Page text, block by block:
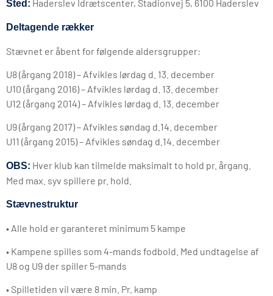
Sted: Haderslev Idrætscenter, Stadionvej 5, 6100 Haderslev
Deltagende rækker
Stævnet er åbent for følgende aldersgrupper:
U8 (årgang 2018) – Afvikles lørdag d. 13. december
U10 (årgang 2016) – Afvikles lørdag d. 13. december
U12 (årgang 2014) – Afvikles lørdag d. 13. december
U9 (årgang 2017) – Afvikles søndag d.14. december
U11 (årgang 2015) – Afvikles søndag d.14. december
OBS: Hver klub kan tilmelde maksimalt to hold pr. årgang.
Med max. syv spillere pr. hold.
Stævnestruktur
• Alle hold er garanteret minimum 5 kampe
• Kampene spilles som 4-mands fodbold. Med undtagelse af
U8 og U9 der spiller 5-mands
• Spilletiden vil være 8 min. Pr. kamp